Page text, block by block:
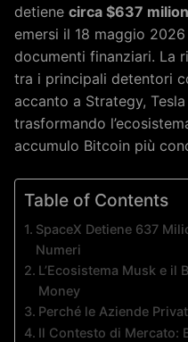
detiene circa $637
emersi il 18 maggio
documenti finanziari. La
tra i principali detentori
accanto a Strategy,
trasformando
accumulo Bitcoin più
Table of Contents
SpaceX Detiene 637
Numeri
L’Ecosistema Musk e il
Money
Perché le Aziende
Il Contesto di Mercato: